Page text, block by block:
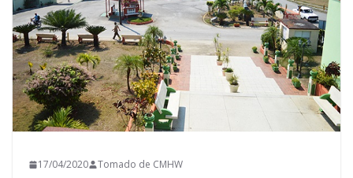
17/04/2020 Tomado de CMHW